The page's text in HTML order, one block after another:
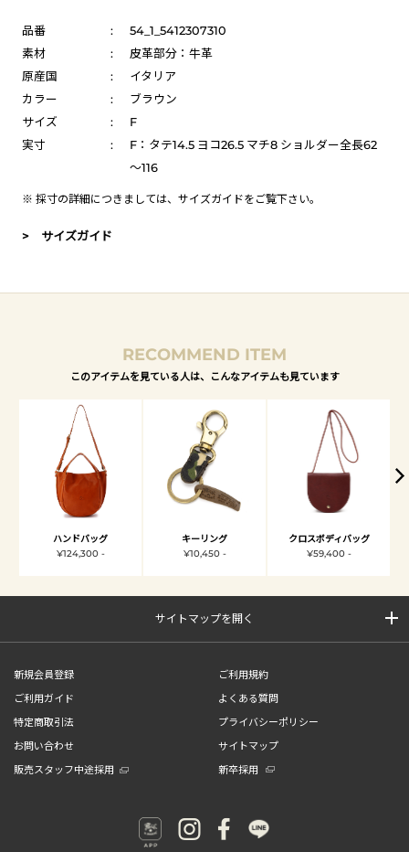
品番 :
54_1_5412307310
素材
:
皮革部分：牛革
原産国
:
イタリア
カラー
:
ブラウン
サイズ
:
F
実寸
:
F：タテ14.5 ヨコ26.5 マチ8 ショルダー全長62
～116
※ 採寸の詳細につきましては、 サイズガイドをご覧下さい。
> サイズガイド
RECOMMEND ITEM
このアイテムを見ている人は、こんなアイテムも見ています
ハンドバッグ
¥124,300 -
キーリング
¥10,450 -
クロスボディバッグ
¥59,400 -
サイトマップを開く
新規会員登録
ご利用規約
ご利用ガイド
よくある質問
特定商取引法
プライバシーポリシー
お問い合わせ
サイトマップ
販売スタッフ中途採用
新卒採用